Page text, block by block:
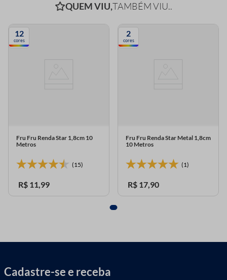
QUEM VIU,TAMBÉM VIU..
12
cores
Fru Fru Renda Star 1,8cm 10
Metros
(15)
R$ 11,99
2
cores
Fru Fru Renda Star Metal 1,8cm
10 Metros
(1)
R$ 17,90
Cadastre-se e receba